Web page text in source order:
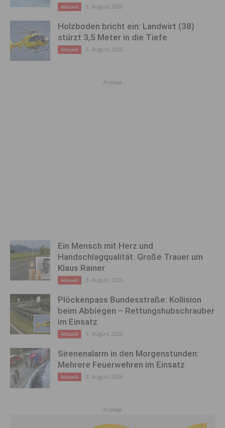
Aktuell 5. August 2026
Holzboden bricht ein: Landwirt (38)
stürzt 3,5 Meter in die Tiefe
Aktuell 5. August 2026
Anzeige
Ein Mensch mit Herz und
Handschlagqualität: Große Trauer um
Klaus Rainer
Aktuell 3. August 2026
Plöckenpass Bundesstraße: Kollision
beim Abbiegen – Rettungshubschrauber
im Einsatz
Aktuell 3. August 2026
Sirenenalarm in den Morgenstunden:
Mehrere Feuerwehren im Einsatz
Aktuell 3. August 2026
Anzeige